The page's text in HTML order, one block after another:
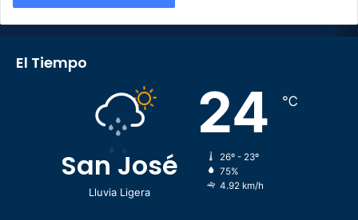
El Tiempo
San José
Lluvia Ligera
24 ℃
26º - 23º
75%
4.92 km/h